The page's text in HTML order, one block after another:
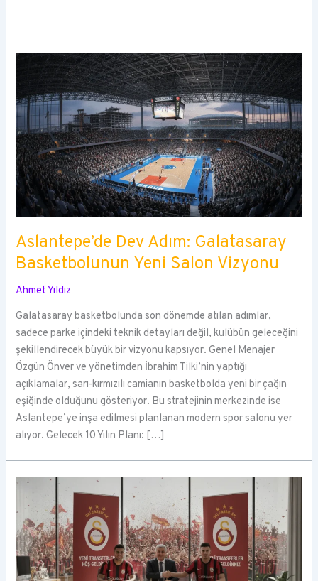
Aslantepe’de Dev Adım: Galatasaray
Basketbolunun Yeni Salon Vizyonu
Ahmet Yıldız
Galatasaray basketbolunda son dönemde atılan adımlar,
sadece parke içindeki teknik detayları değil, kulübün geleceğini
şekillendirecek büyük bir vizyonu kapsıyor. Genel Menajer
Özgün Önver ve yönetimden İbrahim Tilki’nin yaptığı
açıklamalar, sarı-kırmızılı camianın basketbolda yeni bir çağın
eşiğinde olduğunu gösteriyor. Bu stratejinin merkezinde ise
Aslantepe’ye inşa edilmesi planlanan modern spor salonu yer
alıyor. Gelecek 10 Yılın Planı: […]